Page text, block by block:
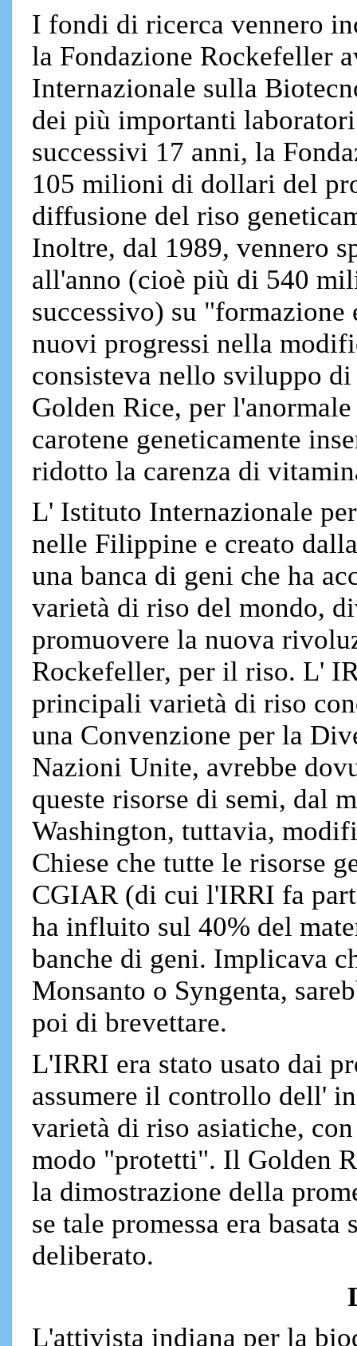
I fondi di ricerca vennero
la Fondazione Rockefeller
Internazionale sulla
dei più importanti
successivi 17 anni, la
105 milioni di dollari del
diffusione del riso
Inoltre, dal 1989, vennero
all'anno (cioè più di 540
successivo) su
nuovi progressi nella
consisteva nello sviluppo
Golden Rice, per
carotene geneticamente
ridotto la carenza di
L' Istituto Internazionale
nelle Filippine e creato
una banca di geni che ha
varietà di riso del mondo,
promuovere la nuova
Rockefeller, per il riso. L'
principali varietà di riso
una Convenzione per la
Nazioni Unite, avrebbe
queste risorse di semi, dal
Washington, tuttavia,
Chiese che tutte le risorse
CGIAR (di cui l'IRRI fa
ha influito sul 40% del
banche di geni. Implicava
Monsanto o Syngenta,
poi di brevettare.
L'IRRI era stato usato dai
assumere il controllo dell'
varietà di riso asiatiche,
modo "protetti". Il Golden
la dimostrazione della
se tale promessa era
deliberato.
L'attivista indiana per la